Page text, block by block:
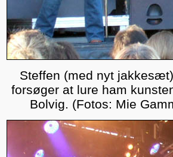
Steffen (med nyt
forsøger at lure ham
Bolvig. (Fotos: Mie